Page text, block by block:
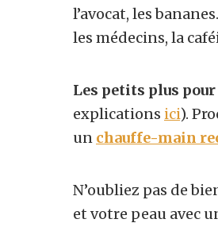
l’avocat, les
les médecins, la
Les petits plus
explications ici).
un chauffe-main
N’oubliez pas de
et votre peau avec